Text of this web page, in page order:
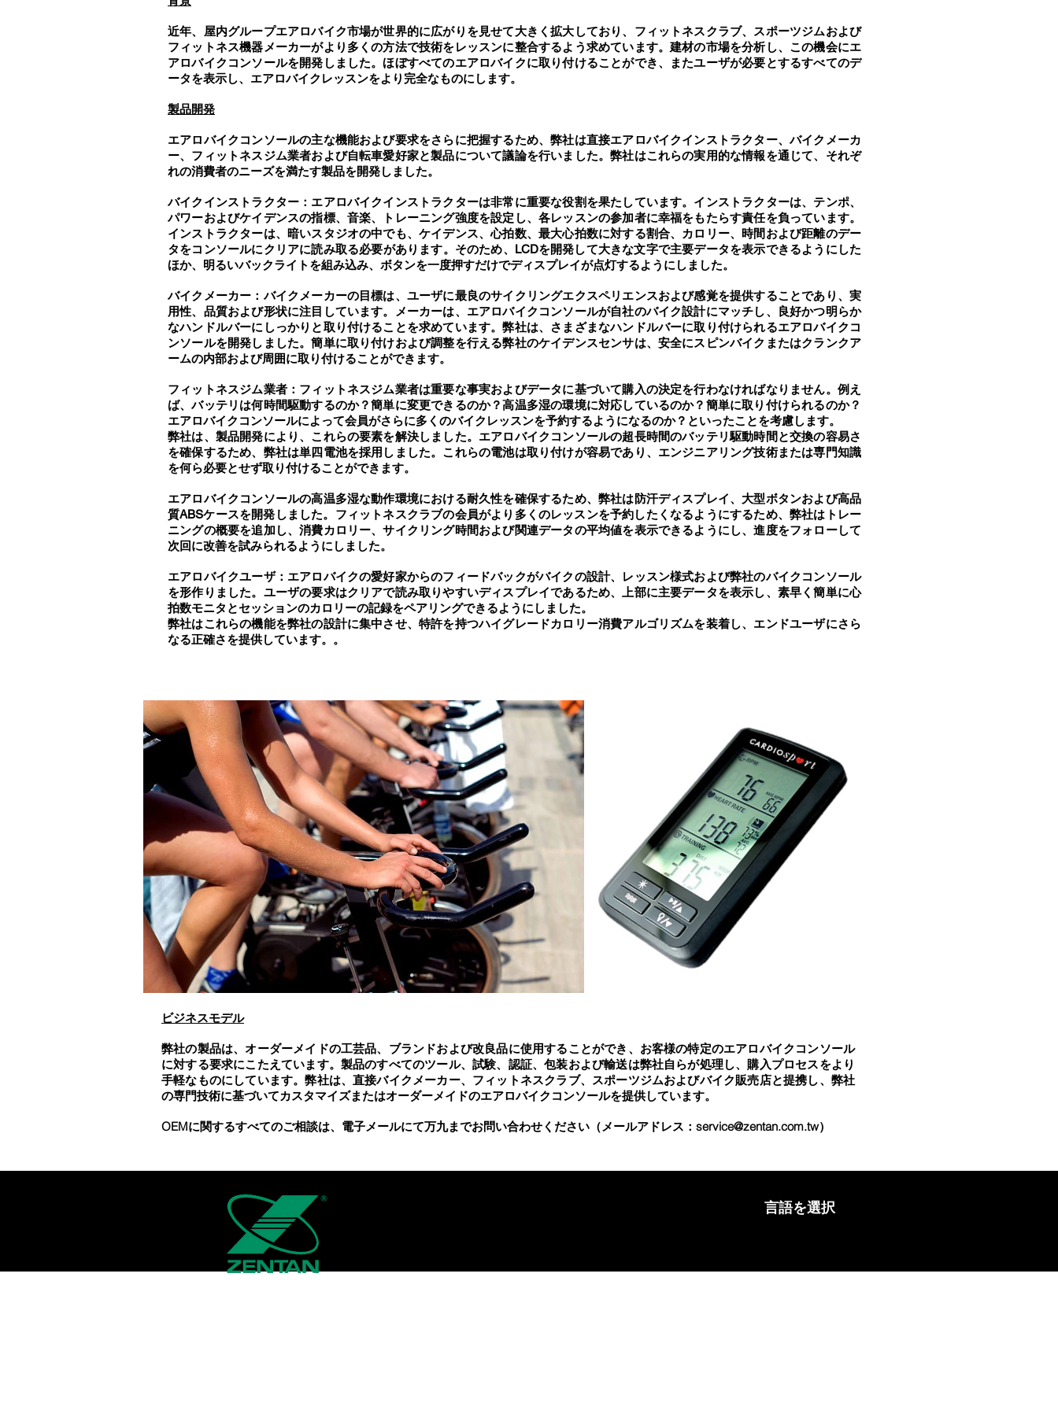
近年、屋内グループエアロバイク市場が世界的に広がりを見せて大きく拡大しており、フィットネスクラブ、スポーツジムおよび
フィットネス機器メーカーがより多くの方法で技術をレッスンに整合するよう求めています。建材の市場を分析し、この機会にエ
アロバイクコンソールを開発しました。ほぼすべてのエアロバイクに取り付けることができ、またユーザが必要とするすべてのデ
ータを表示し、エアロバイクレッスンをより完全なものにします。
製品開発
エアロバイクコンソールの主な機能および要求をさらに把握するため、弊社は直接エアロバイクインストラクター、バイクメーカ
ー、フィットネスジム業者および自転車愛好家と製品について議論を行いました。弊社はこれらの実用的な情報を通じて、それぞ
れの消費者のニーズを満たす製品を開発しました。
バイクインストラクター：エアロバイクインストラクターは非常に重要な役割を果たしています。インストラクターは、テンポ、
パワーおよびケイデンスの指標、音楽、トレーニング強度を設定し、各レッスンの参加者に幸福をもたらす責任を負っています。
インストラクターは、暗いスタジオの中でも、ケイデンス、心拍数、最大心拍数に対する割合、カロリー、時間および距離のデー
タをコンソールにクリアに読み取る必要があります。そのため、LCDを開発して大きな文字で主要データを表示できるようにした
ほか、明るいバックライトを組み込み、ボタンを一度押すだけでディスプレイが点灯するようにしました。
バイクメーカー：バイクメーカーの目標は、ユーザに最良のサイクリングエクスペリエンスおよび感覚を提供することであり、実
用性、品質および形状に注目しています。メーカーは、エアロバイクコンソールが自社のバイク設計にマッチし、良好かつ明らか
なハンドルバーにしっかりと取り付けることを求めています。弊社は、さまざまなハンドルバーに取り付けられるエアロバイクコ
ンソールを開発しました。簡単に取り付けおよび調整を行える弊社のケイデンスセンサは、安全にスピンバイクまたはクランクア
ームの内部および周囲に取り付けることができます。
フィットネスジム業者：フィットネスジム業者は重要な事実およびデータに基づいて購入の決定を行わなければなりません。例え
ば、バッテリは何時間駆動するのか？簡単に変更できるのか？高温多湿の環境に対応しているのか？簡単に取り付けられるのか？
エアロバイクコンソールによって会員がさらに多くのバイクレッスンを予約するようになるのか？といったことを考慮します。
弊社は、製品開発により、これらの要素を解決しました。エアロバイクコンソールの超長時間のバッテリ駆動時間と交換の容易さ
を確保するため、弊社は単四電池を採用しました。これらの電池は取り付けが容易であり、エンジニアリング技術または専門知識
を何ら必要とせず取り付けることができます。
エアロバイクコンソールの高温多湿な動作環境における耐久性を確保するため、弊社は防汗ディスプレイ、大型ボタンおよび高品
質ABSケースを開発しました。フィットネスクラブの会員がより多くのレッスンを予約したくなるようにするため、弊社はトレー
ニングの概要を追加し、消費カロリー、サイクリング時間および関連データの平均値を表示できるようにし、進度をフォローして
次回に改善を試みられるようにしました。
エアロバイクユーザ：エアロバイクの愛好家からのフィードバックがバイクの設計、レッスン様式および弊社のバイクコンソール
を形作りました。ユーザの要求はクリアで読み取りやすいディスプレイであるため、上部に主要データを表示し、素早く簡単に心
拍数モニタとセッションのカロリーの記録をペアリングできるようにしました。
弊社はこれらの機能を弊社の設計に集中させ、特許を持つハイグレードカロリー消費アルゴリズムを装着し、エンドユーザにさら
なる正確さを提供しています。。
ビジネスモデル
弊社の製品は、オーダーメイドの工芸品、ブランドおよび改良品に使用することができ、お客様の特定のエアロバイクコンソール
に対する要求にこたえています。製品のすべてのツール、試験、認証、包装および輸送は弊社自らが処理し、購入プロセスをより
手軽なものにしています。弊社は、直接バイクメーカー、フィットネスクラブ、スポーツジムおよびバイク販売店と提携し、弊社
の専門技術に基づいてカスタマイズまたはオーダーメイドのエアロバイクコンソールを提供しています。
OEMに関するすべてのご相談は、電子メールにて万九までお問い合わせください（メールアドレス： service@zentan.com.tw）
言語を選択